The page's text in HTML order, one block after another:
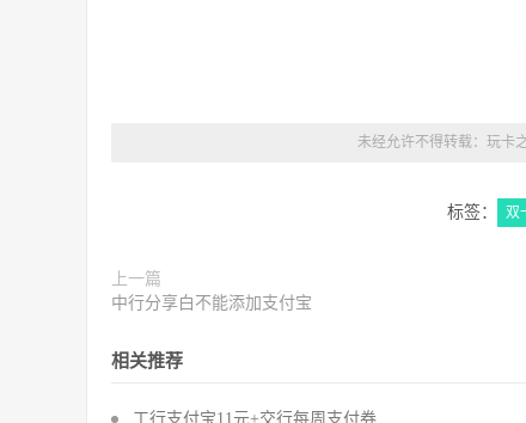
未经允许不得转载： 玩卡
标签： 双
上一篇
中行分享白不能添加支付宝
相关推荐
工行支付宝11元+交行每周支付券